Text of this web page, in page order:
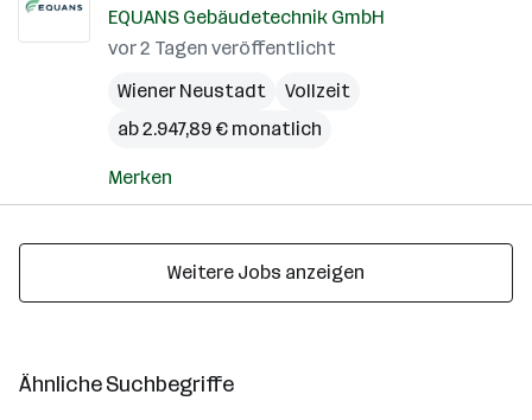
EQUANS Gebäudetechnik GmbH
vor 2 Tagen veröffentlicht
Wiener Neustadt
Vollzeit
ab 2.947,89 € monatlich
Merken
Weitere Jobs anzeigen
Ähnliche Suchbegriffe